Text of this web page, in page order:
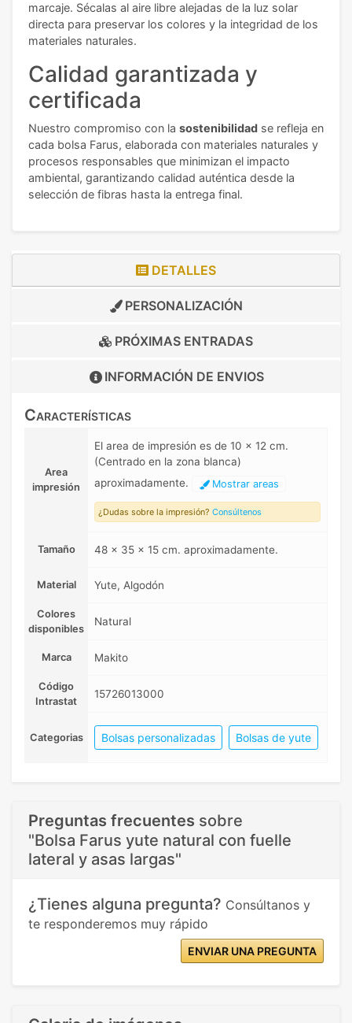
marcaje. Sécalas al aire libre alejadas de la luz solar
directa para preservar los colores y la integridad de los
materiales naturales.
Calidad garantizada y
certificada
Nuestro compromiso con la sostenibilidad se refleja en
cada bolsa Farus, elaborada con materiales naturales y
procesos responsables que minimizan el impacto
ambiental, garantizando calidad auténtica desde la
selección de fibras hasta la entrega final.
DETALLES
PERSONALIZACIÓN
PRÓXIMAS ENTRADAS
INFORMACIÓN DE ENVIOS
Características
Area
impresión
El area de impresión es de 10 x 12 cm.
(Centrado en la zona blanca)
aproximadamente.
Mostrar areas
¿Dudas sobre la impresión? Consúltenos
Tamaño 48 x 35 x 15 cm. aproximadamente.
Material Yute, Algodón
Colores
disponibles
Natural
Marca Makito
Código
Intrastat
15726013000
Categorias Bolsas personalizadas Bolsas de yute
Preguntas frecuentes sobre
"Bolsa Farus yute natural con fuelle
lateral y asas largas"
¿Tienes alguna pregunta? Consúltanos y
te responderemos muy rápido
ENVIAR UNA PREGUNTA